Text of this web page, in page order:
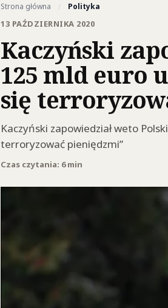
Strona główna / Polityka
13 PAŹDZIERNIKA 2020
Kaczyński
125 mld euro
się
Kaczyński zapowiedział weto
terroryzować pieniędzmi”
Czas czytania: 6 min